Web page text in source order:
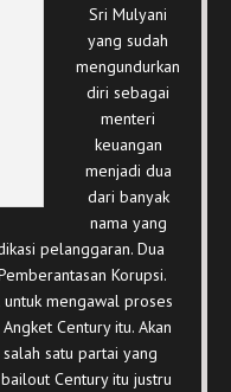
Sri Mulyani
yang sudah
mengundurkan
diri sebagai
menteri
keuangan
menjadi dua
dari banyak
nama yang
pelanggaran. Dua
Korupsi.
untuk mengawal proses
Century itu. Akan
satu partai yang
Century itu justru